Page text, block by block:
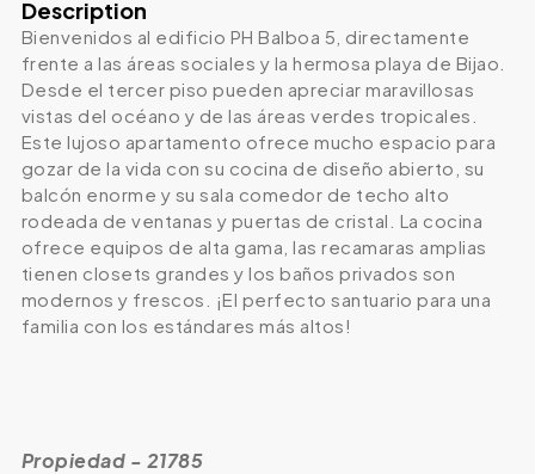
Description
Bienvenidos al edificio PH Balboa 5, directamente
frente a las áreas sociales y la hermosa playa de Bijao.
Desde el tercer piso pueden apreciar maravillosas
vistas del océano y de las áreas verdes tropicales.
Este lujoso apartamento ofrece mucho espacio para
gozar de la vida con su cocina de diseño abierto, su
balcón enorme y su sala comedor de techo alto
rodeada de ventanas y puertas de cristal. La cocina
ofrece equipos de alta gama, las recamaras amplias
tienen closets grandes y los baños privados son
modernos y frescos. ¡El perfecto santuario para una
familia con los estándares más altos!
Propiedad - 21785